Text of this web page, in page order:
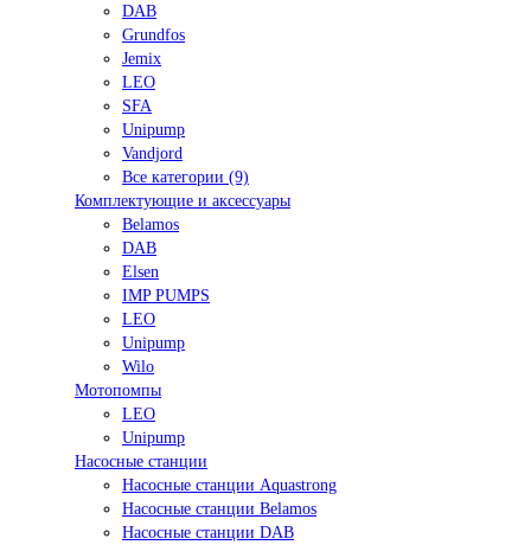
DAB
Grundfos
Jemix
LEO
SFA
Unipump
Vandjord
Все категории (9)
Комплектующие и аксессуары
Belamos
DAB
Elsen
IMP PUMPS
LEO
Unipump
Wilo
Мотопомпы
LEO
Unipump
Насосные станции
Насосные станции Aquastrong
Насосные станции Belamos
Насосные станции DAB